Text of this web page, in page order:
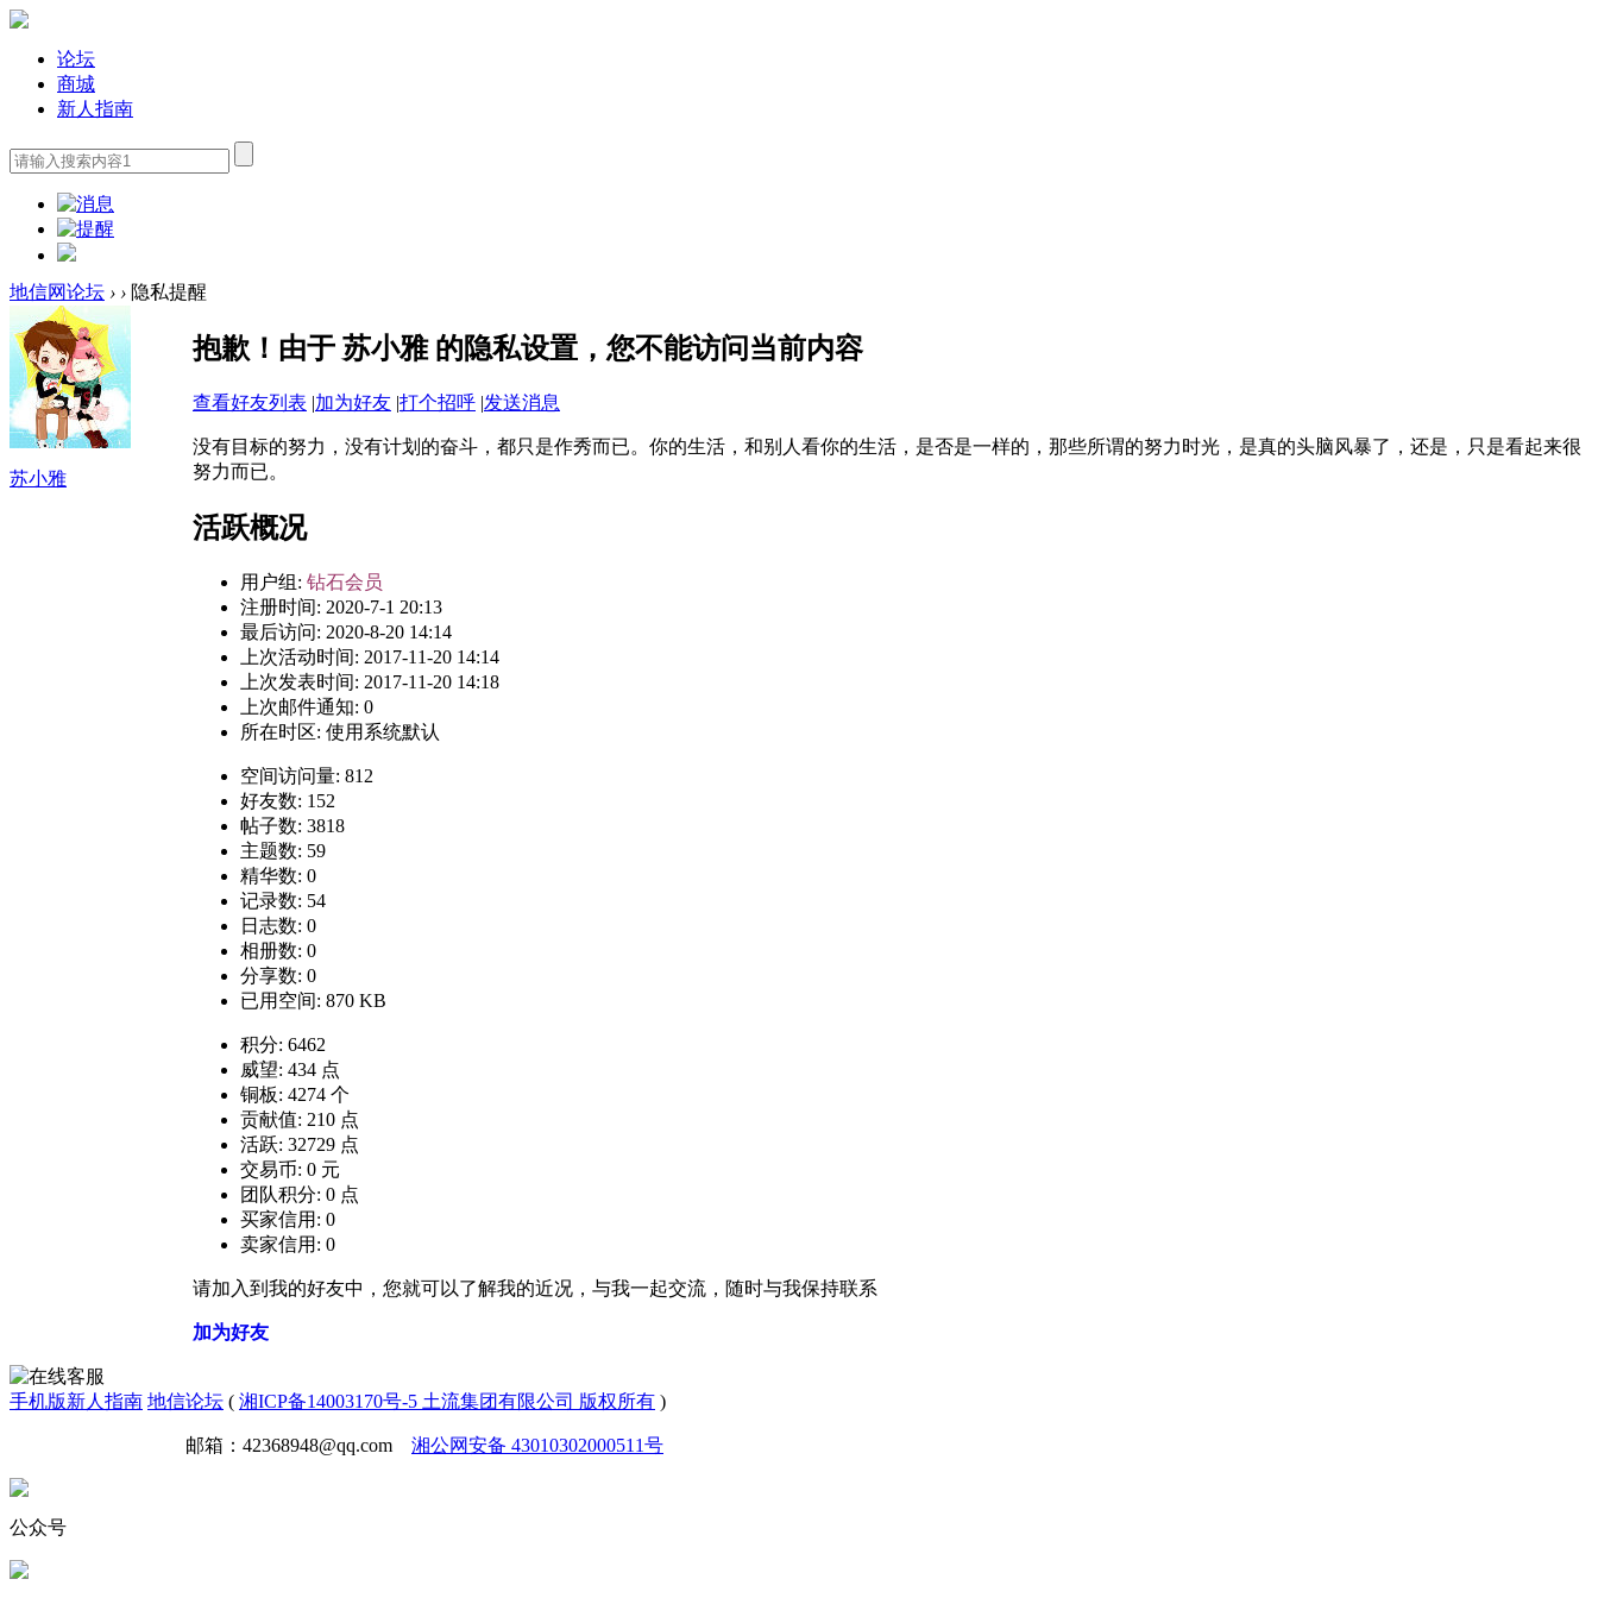
论坛
商城
新人指南
地信网论坛 › › 隐私提醒
苏小雅
抱歉！由于 苏小雅 的隐私设置，您不能访问当前内容
查看好友列表 |加为好友 |打个招呼 |发送消息
没有目标的努力，没有计划的奋斗，都只是作秀而已。你的生活，和别人看你的生活，是否是一样的，那些所谓的努力时光，是真的头脑风暴了，还是，只是看起来很
努力而已。
活跃概况
用户组: 钻石会员
注册时间: 2020-7-1 20:13
最后访问: 2020-8-20 14:14
上次活动时间: 2017-11-20 14:14
上次发表时间: 2017-11-20 14:18
上次邮件通知: 0
所在时区: 使用系统默认
空间访问量: 812
好友数: 152
帖子数: 3818
主题数: 59
精华数: 0
记录数: 54
日志数: 0
相册数: 0
分享数: 0
已用空间: 870 KB
积分: 6462
威望: 434 点
铜板: 4274 个
贡献值: 210 点
活跃: 32729 点
交易币: 0 元
团队积分: 0 点
买家信用: 0
卖家信用: 0
请加入到我的好友中，您就可以了解我的近况，与我一起交流，随时与我保持联系
加为好友
手机版新人指南 地信论坛 ( 湘ICP备14003170号-5 土流集团有限公司 版权所有 )
邮箱：42368948@qq.com 湘公网安备 43010302000511号
公众号